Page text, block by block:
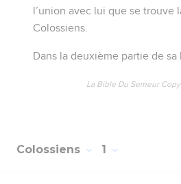
l’union avec lui que se
Colossiens.
Dans la deuxième partie de
La Bible Du Semeur
Colossiens 1